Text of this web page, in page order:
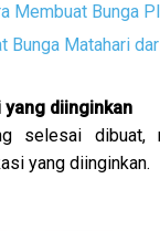
Membuat Bunga
Bunga Matahari
yang diinginkan
selesai dibuat,
yang diinginkan.